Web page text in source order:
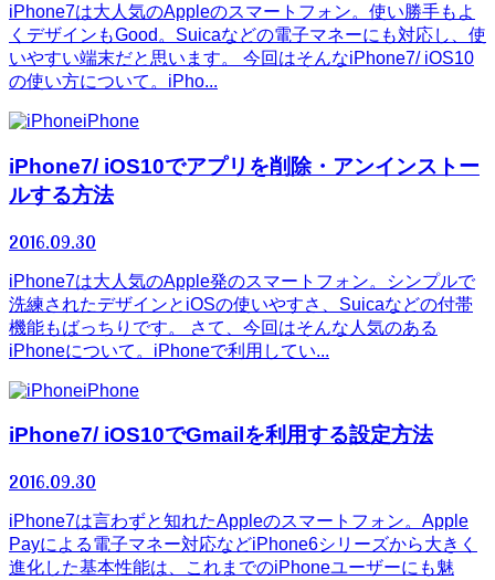
iPhone7は大人気のAppleのスマートフォン。使い勝手もよ
くデザインもGood。Suicaなどの電子マネーにも対応し、使
いやすい端末だと思います。 今回はそんなiPhone7/ iOS10
の使い方について。iPho...
iPhone
iPhone7/ iOS10でアプリを削除・アンインストー
ルする方法
2016.09.30
iPhone7は大人気のApple発のスマートフォン。シンプルで
洗練されたデザインとiOSの使いやすさ、Suicaなどの付帯
機能もばっちりです。 さて、今回はそんな人気のある
iPhoneについて。iPhoneで利用してい...
iPhone
iPhone7/ iOS10でGmailを利用する設定方法
2016.09.30
iPhone7は言わずと知れたAppleのスマートフォン。Apple
Payによる電子マネー対応などiPhone6シリーズから大きく
進化した基本性能は、これまでのiPhoneユーザーにも魅